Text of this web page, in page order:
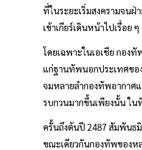
ที่ในระยะเริ่มสงครามจน
เข้าเกียร์เดินหน้าไปเรื่อ
โดยเฉพาะในเอเชีย กอง
แก่ฐานทัพนอกประเทศขอ
จมหลายลำกองทัพอากาศ
รบกวนมากขึ้นเพียงนั้น ใ
ครั้นถึงต้นปี 2487 สัมพันธ
ขณะเดียวกันกองทัพของ